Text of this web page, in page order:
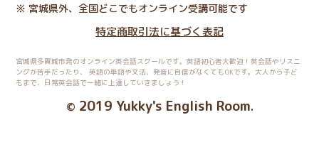
※ 宮城県外、全国どこでもオンライン受講可能です
特定商取引法に基づく表記
宮城県多賀城市発のオンライン英会話スクールです。英語初心者大歓迎！英会話やリスニ
ングが苦手だったり、
英語の単語や文法、発音に自信がなくてもOKです。大人から子ど
もまで、日常英会話で一緒に上達していきましょう！
© 2019 Yukky's English Room.